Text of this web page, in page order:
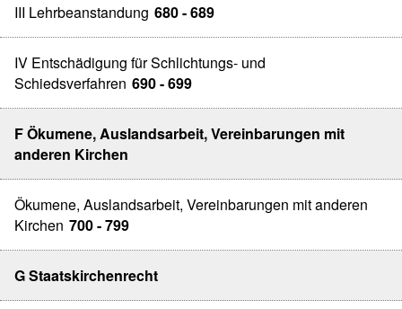
III Lehrbeanstandung 680 - 689
IV Entschädigung für Schlichtungs- und
Schiedsverfahren 690 - 699
F Ökumene, Auslandsarbeit, Vereinbarungen mit
anderen Kirchen
Ökumene, Auslandsarbeit, Vereinbarungen mit anderen
Kirchen 700 - 799
G Staatskirchenrecht